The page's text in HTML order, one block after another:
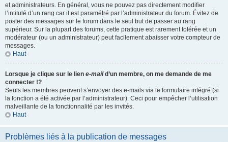
et administrateurs. En général, vous ne pouvez pas directement modifier
l’intitulé d’un rang car il est paramétré par l’administrateur du forum. Évitez de
poster des messages sur le forum dans le seul but de passer au rang
supérieur. Sur la plupart des forums, cette pratique est rarement tolérée et un
modérateur (ou un administrateur) peut facilement abaisser votre compteur de
messages.
Haut
Lorsque je clique sur le lien e-maild’un membre, on me demande de me
connecter !?
Seuls les membres peuvent s’envoyer des e-mails via le formulaire intégré (si
la fonction a été activée par l’administrateur). Ceci pour empêcher l’utilisation
malveillante de la fonctionnalité par les invités.
Haut
Problèmes liés à la publication de messages